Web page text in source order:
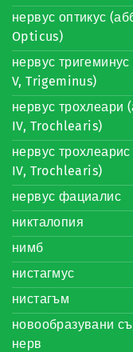
нервус оптикус
Opticus)
нервус
V, Trigeminus)
нервус трохлеари
IV, Trochlearis)
нервус
IV, Trochlearis)
нервус фациалис
никталопия
нимб
нистагмус
нистагъм
новообразувани
нерв